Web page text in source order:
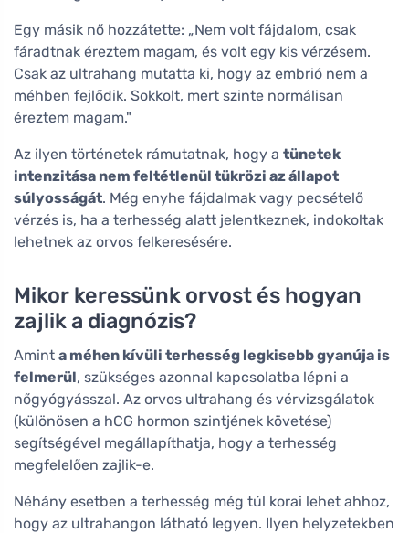
Egy másik nő hozzátette: „Nem volt fájdalom, csak
fáradtnak éreztem magam, és volt egy kis vérzésem.
Csak az ultrahang mutatta ki, hogy az embrió nem a
méhben fejlődik. Sokkolt, mert szinte normálisan
éreztem magam."
Az ilyen történetek rámutatnak, hogy a tünetek
intenzitása nem feltétlenül tükrözi az állapot
súlyosságát. Még enyhe fájdalmak vagy pecsételő
vérzés is, ha a terhesség alatt jelentkeznek, indokoltak
lehetnek az orvos felkeresésére.
Mikor keressünk orvost és hogyan
zajlik a diagnózis?
Amint a méhen kívüli terhesség legkisebb gyanúja is
felmerül, szükséges azonnal kapcsolatba lépni a
nőgyógyásszal. Az orvos ultrahang és vérvizsgálatok
(különösen a hCG hormon szintjének követése)
segítségével megállapíthatja, hogy a terhesség
megfelelően zajlik-e.
Néhány esetben a terhesség még túl korai lehet ahhoz,
hogy az ultrahangon látható legyen. Ilyen helyzetekben